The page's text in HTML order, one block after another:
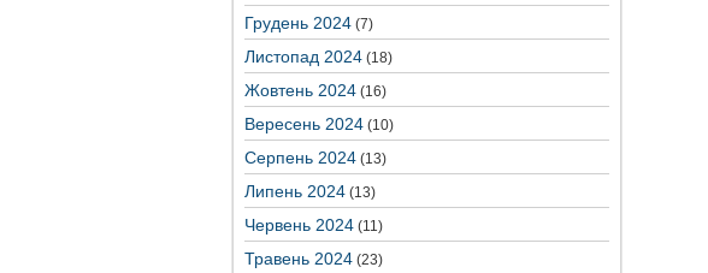
Грудень 2024(7)
Листопад 2024(18)
Жовтень 2024(16)
Вересень 2024(10)
Серпень 2024(13)
Липень 2024(13)
Червень 2024(11)
Травень 2024(23)